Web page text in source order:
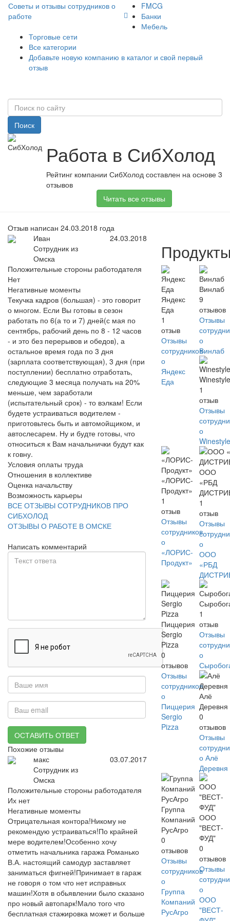
Советы и отзывы сотрудников о
работе
FMCG
Банки
Мебель
Торговые сети
Все категории
Добавьте новую компанию в каталог и свой первый
отзыв
Поиск
Работа в СибХолод
Рейтинг компании СибХолод составлен на основе 3
отзывов
Читать все отзывы
Отзыв написан 24.03.2018 года
Иван
Сотрудник из
Омска
24.03.2018
Положительные стороны работодателя
Нет
Негативные моменты
Текучка кадров (большая) - это говорит
о многом. Если Вы готовы в сезон
работать по 6(а то и 7) дней(с мая по
сентябрь, рабочий день по 8 - 12 часов
- и это без перерывов и обедов), а
остальное время года по 3 дня
(зарплата соответствующая), 3 дня (при
поступлении) бесплатно отработать,
следующие 3 месяца получать на 20%
меньше, чем заработали
(испытательный срок) - то вэлкам! Если
будете устраиваться водителем -
приготовьтесь быть и автомойщиком, и
автослесарем. Ну и будте готовы, что
относиться к Вам начальнички будут как
к говну.
Условия оплаты труда
Отношения в коллективе
Оценка начальству
Возможность карьеры
ВСЕ ОТЗЫВЫ СОТРУДНИКОВ ПРО
СИБХОЛОД
ОТЗЫВЫ О РАБОТЕ В ОМСКЕ
Написать комментарий
ОСТАВИТЬ ОТВЕТ
Похожие отзывы
макс
Сотрудник из
Омска
03.07.2017
Положительные стороны работодателя
Их нет
Негативные моменты
Отрицательная контора!Никому не
рекомендую устраиваться!По крайней
мере водителем!Особенно хочу
отметить начальника гаража Романько
В.А. настоящий самодур заставляет
заниматься фигней!Принимает в гараж
не говоря о том что нет исправных
машин!Хотя в обьявлении было сказано
про новый автопарк!Мало того что
бесплатная стажировка может и больше
Яндекс
Еда
1
отзыв
Отзывы
сотрудников
о
Яндекс
Еда
Винлаб
9
отзывов
Отзывы
о
Винлаб
1
отзыв
Отзывы
о
«ЛОРИС-
Продукт»
1
отзыв
Отзывы
сотрудников
о
«ЛОРИС-
Продукт»
ООО
«РБД
1
отзыв
Отзывы
о
ООО
«РБД
Пиццерия
Sergio
Pizza
0
отзывов
Отзывы
сотрудников
о
Пиццерия
Sergio
Pizza
1
отзыв
Отзывы
о
Алё
Деревня
0
отзывов
Отзывы
о Алё
Деревня
Группа
Компаний
РусАгро
0
отзывов
Отзывы
сотрудников
о
Группа
Компаний
РусАгро
ООО
"ВЕСТ-
ФУД"
0
отзывов
Отзывы
о
ООО
"ВЕСТ-